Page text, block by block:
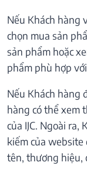
Nếu Khách hàng
chọn mua sản
sản phẩm hoặc
phẩm phù hợp
Nếu Khách hàng
hàng có thể xem
của IJC. Ngoài
kiếm của
tên, thương hiệu,